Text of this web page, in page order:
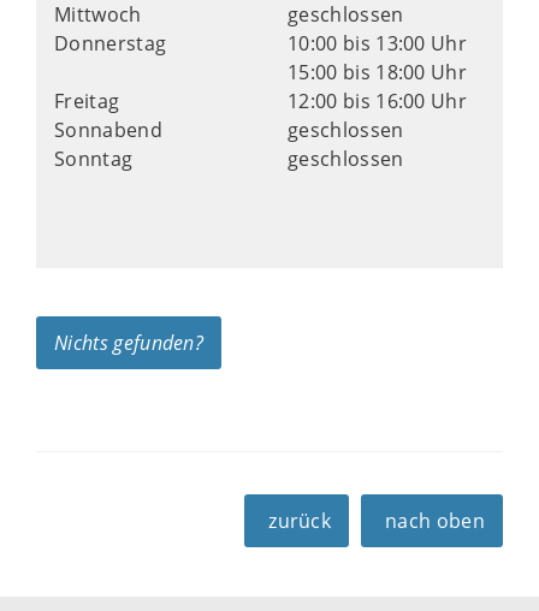
Mittwoch
geschlossen
Donnerstag
10:00 bis 13:00 Uhr
15:00 bis 18:00 Uhr
Freitag
12:00 bis 16:00 Uhr
Sonnabend
geschlossen
Sonntag
geschlossen
Nichts gefunden?
zurück nach oben